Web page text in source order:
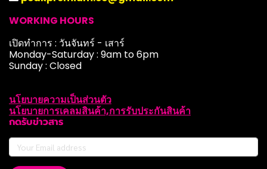
WORKING HOURS
เปิดทำการ : วันจันทร์ - เสาร์
Monday-Saturday : 9am to 6pm
Sunday : Closed
นโยบายความเป็นส่วนตัว
นโยบายการเคลมสินค้า,การรับประกันสินค้า
กดรับข่าวสาร